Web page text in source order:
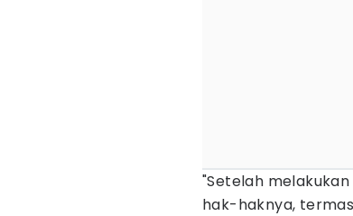
"Setelah
hak-haknya,